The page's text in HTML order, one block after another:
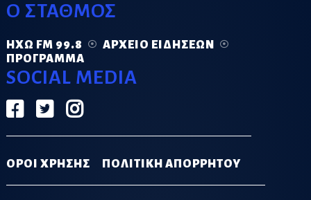
Ο ΣΤΑΘΜΟΣ
ΗΧΏ FM 99.8
ΑΡΧΕΊΟ ΕΙΔΉΣΕΩΝ
ΠΡΌΓΡΑΜΜΑ
SOCIAL MEDIA
ΟΡΟΙ ΧΡΗΣΗΣ ΠΟΛΙΤΙΚΗ ΑΠΟΡΡΗΤΟΥ